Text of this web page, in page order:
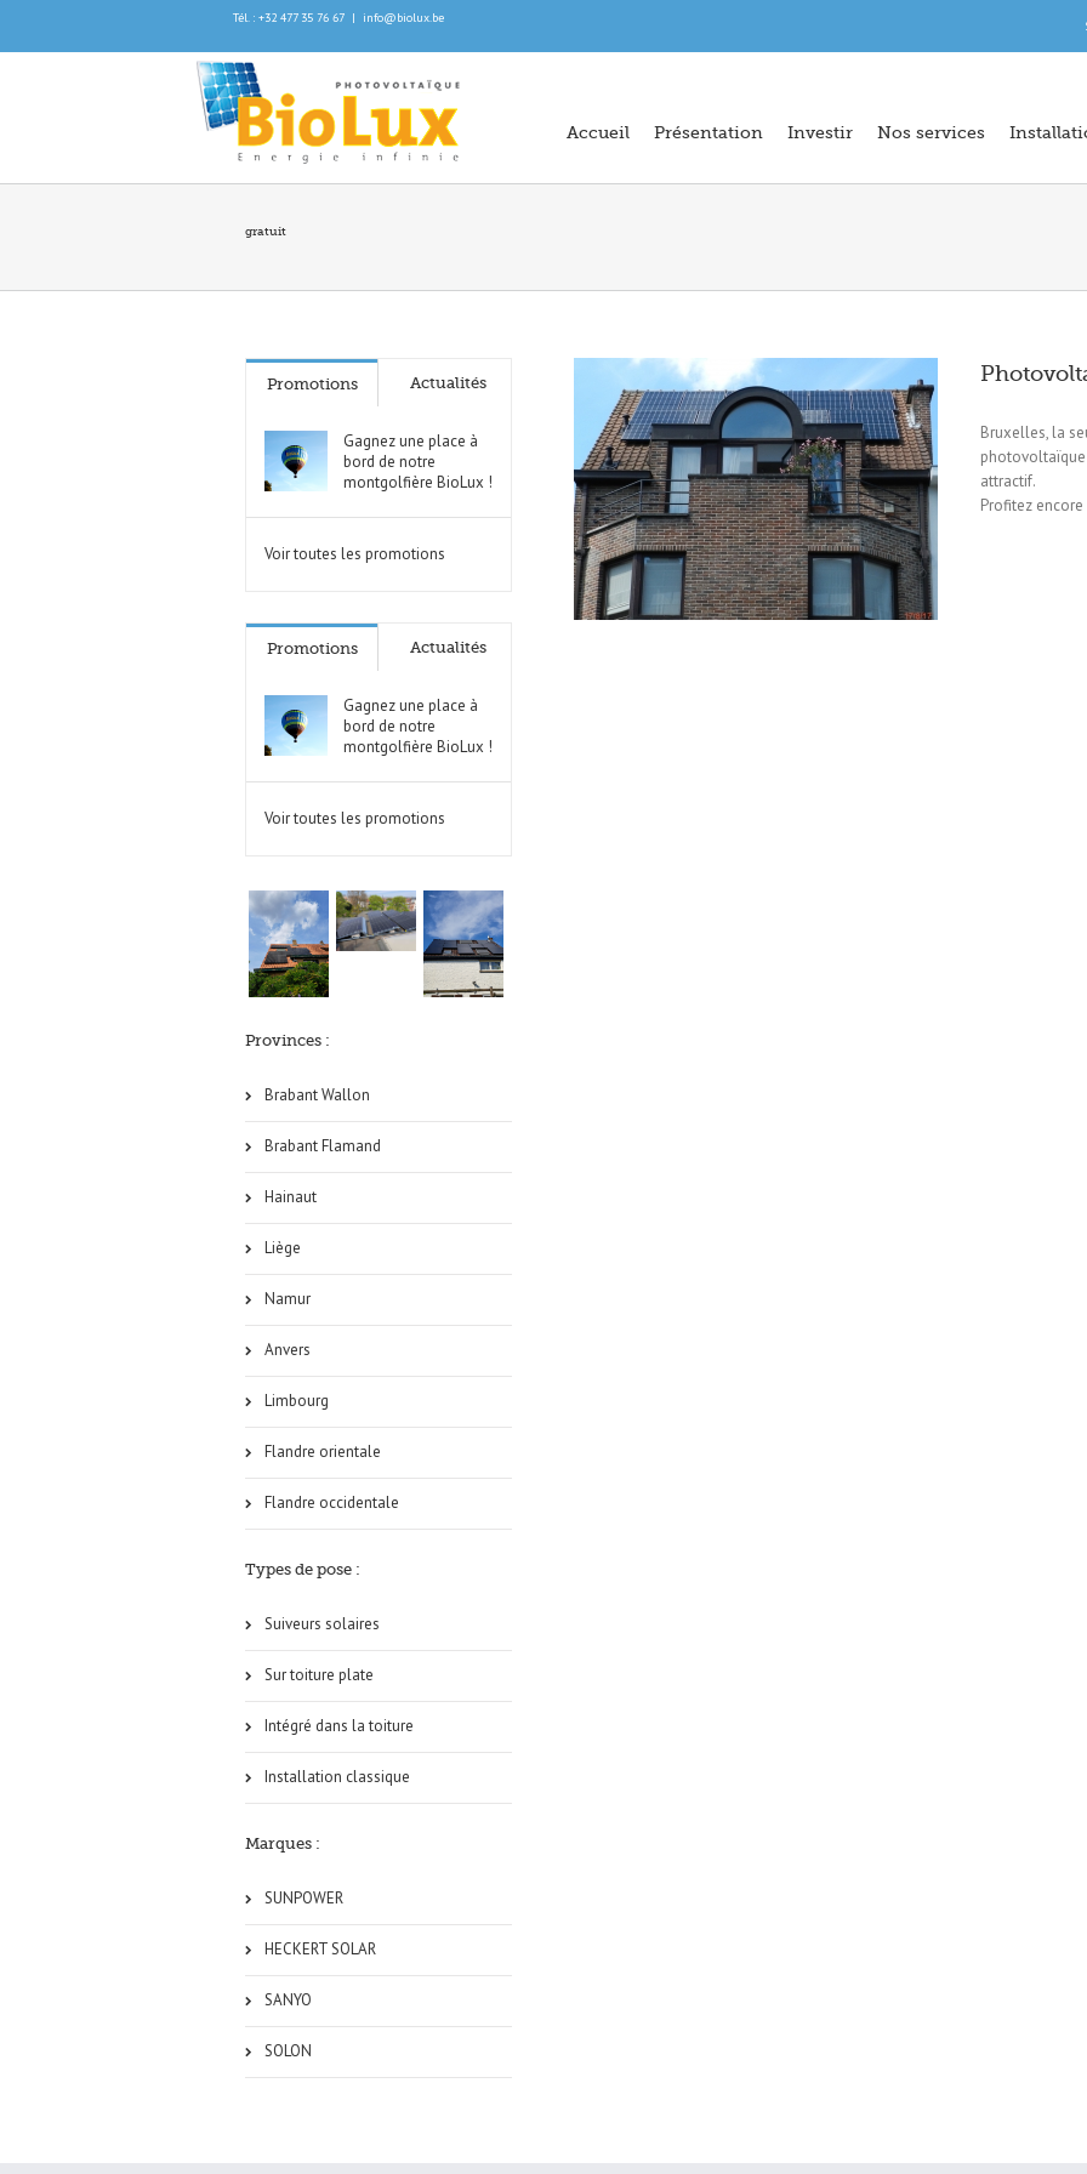
Tél. : +32 477 35 76 67 | info@biolux.be
Accueil Présentation Investir Nos services
gratuit
Bruxelles, la
attractif.
Profitez
Promotions Actualités
Gagnez une place à
bord de notre
montgolfière BioLux !
Voir toutes les promotions
Promotions Actualités
Gagnez une place à
bord de notre
montgolfière BioLux !
Voir toutes les promotions
Provinces :
Brabant Wallon
Brabant Flamand
Hainaut
Liège
Namur
Anvers
Limbourg
Flandre orientale
Flandre occidentale
Types de pose :
Suiveurs solaires
Sur toiture plate
Intégré dans la toiture
Installation classique
Marques :
SUNPOWER
HECKERT SOLAR
SANYO
SOLON